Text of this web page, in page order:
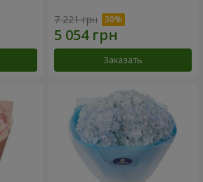
7 221 грн
Заказать